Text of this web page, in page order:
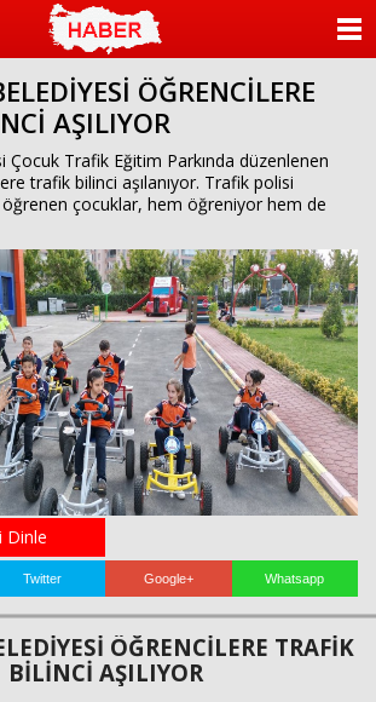
ÖĞRENCİLERE
AŞILIYOR
Çocuk Trafik Eğitim Parkında düzenlenen
trafik bilinci aşılanıyor. Trafik polisi
öğrenen çocuklar, hem öğreniyor hem de
Dinle
Twitter Google+ Whatsapp
ÖĞRENCİLERE TRAFİK
BİLİNCİ AŞILIYOR
KATEGORİLER
ANKETLER
FOTO GALERİ
VİDEO GALERİ
KÜNYE
İLETİŞİM